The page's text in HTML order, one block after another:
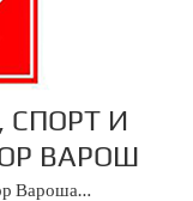
СПОРТ И
ВАРОШ
Вароша…